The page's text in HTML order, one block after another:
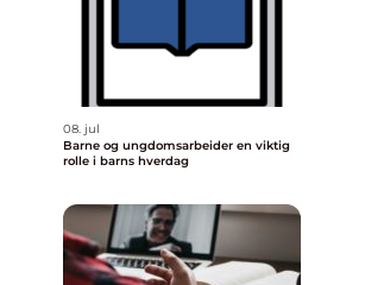
08. jul
Barne og ungdomsarbeider en viktig
rolle i barns hverdag